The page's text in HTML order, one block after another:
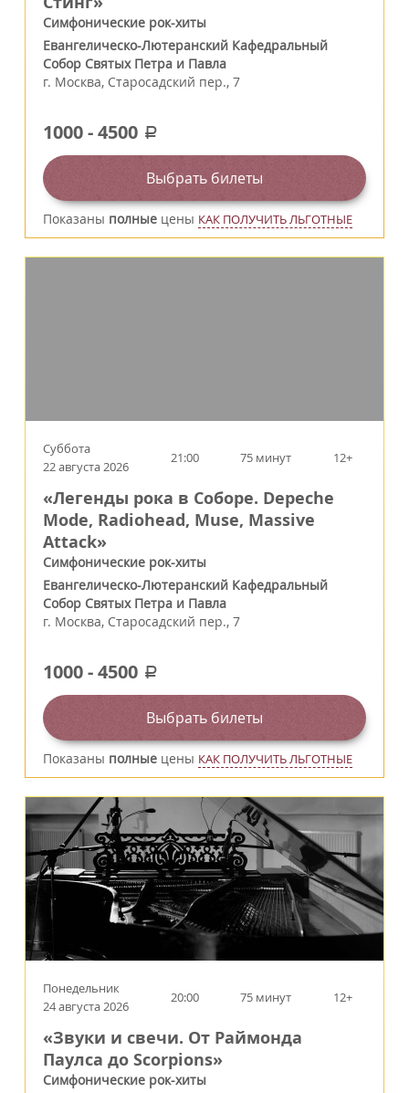
Симфонические рок-хиты
Евангелическо-Лютеранский Кафедральный
Собор Святых Петра и Павла
г. Москва, Старосадский пер., 7
1000-4500 a
Выбрать билеты
Показаны полные цены КАК ПОЛУЧИТЬ ЛЬГОТНЫЕ
Суббота
22 августа 2026
21:00 75 минут 12+
«Легенды рока в Соборе. Depeche
Mode, Radiohead, Muse, Massive
Attack»
Симфонические рок-хиты
Евангелическо-Лютеранский Кафедральный
Собор Святых Петра и Павла
г. Москва, Старосадский пер., 7
1000-4500 a
Выбрать билеты
Показаны полные цены КАК ПОЛУЧИТЬ ЛЬГОТНЫЕ
Понедельник
24 августа 2026
20:00 75 минут 12+
«Звуки и свечи. От Раймонда
Паулса до Scorpions»
Симфонические рок-хиты